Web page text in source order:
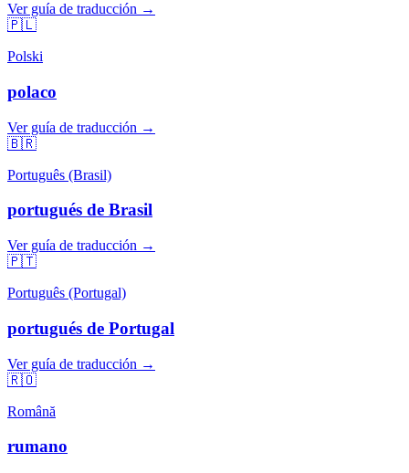
Ver guía de traducción →
🇵🇱
Polski
polaco
Ver guía de traducción →
🇧🇷
Português (Brasil)
portugués de Brasil
Ver guía de traducción →
🇵🇹
Português (Portugal)
portugués de Portugal
Ver guía de traducción →
🇷🇴
Română
rumano